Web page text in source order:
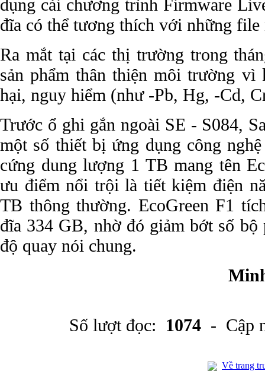
dụng cài chương trình Firmware
đĩa có thể tương thích với những file
Ra mắt tại các thị trường trong
sản phẩm thân thiện môi trường vì
hại, nguy hiểm (như -Pb, Hg, -Cd,
Trước ổ ghi gắn ngoài SE - S084,
một số thiết bị ứng dụng công
cứng dung lượng 1 TB mang tên
ưu điểm nổi trội là tiết kiệm điện
TB thông thường. EcoGreen F1
đĩa 334 GB, nhờ đó giảm bớt số bộ
độ quay nói chung.
Số lượt đọc: 1074 - Cập
Về trang